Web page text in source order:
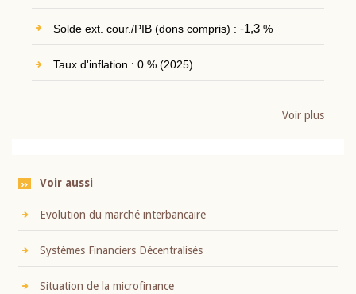
Solde ext. cour./PIB (dons compris) : -1,3%
Taux d'inflation : 0 % (2025)
Voir plus
Voir aussi
Evolution du marché interbancaire
Systèmes Financiers Décentralisés
Situation de la microfinance